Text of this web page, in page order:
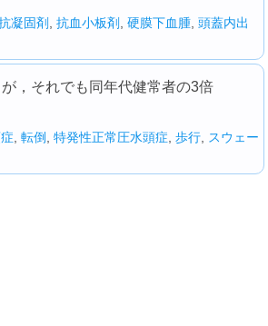
凝固剤 抗血小板剤 硬膜下血腫 頭蓋内出
，それでも同年代健常者の3倍
転倒 特発性正常圧水頭症 歩行
スウェー